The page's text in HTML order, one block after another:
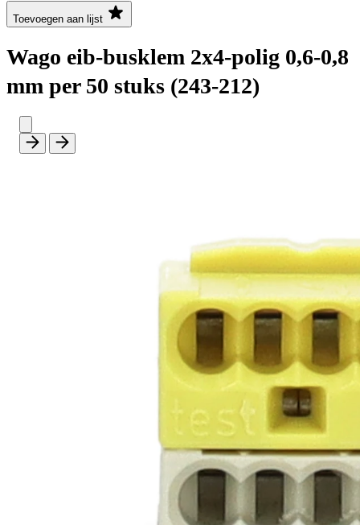
Toevoegen aan lijst
Wago eib-busklem 2x4-polig 0,6-0,8
mm per 50 stuks (243-212)